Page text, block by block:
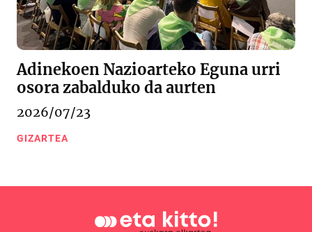
Adinekoen Nazioarteko Eguna urri
osora zabalduko da aurten
2026/07/23
GIZARTEA